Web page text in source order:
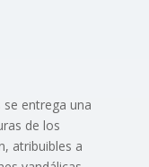
entrega una
de los
atribuibles a